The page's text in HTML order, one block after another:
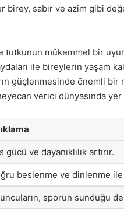
birey, sabır ve azim gibi
tutkunun mükemmel bir
ile bireylerin yaşam
güçlenmesinde önemli
verici dünyasında
gücü ve dayanıklılık artırır.
beslenme ve dinlenme
sporun sunduğu